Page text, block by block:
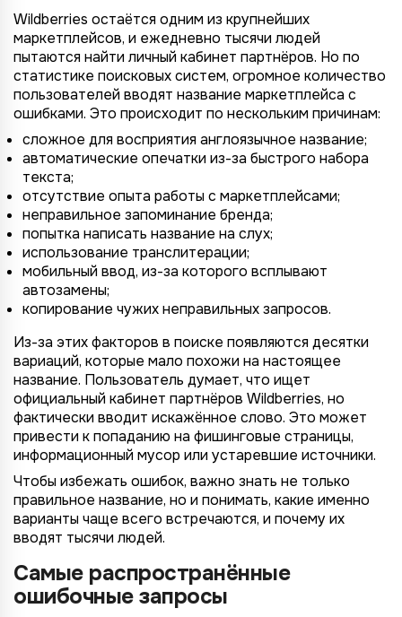
Wildberries остаётся одним из крупнейших
маркетплейсов, и ежедневно тысячи людей
пытаются найти личный кабинет партнёров. Но по
статистике поисковых систем, огромное количество
пользователей вводят название маркетплейса с
ошибками. Это происходит по нескольким причинам:
сложное для восприятия англоязычное название;
автоматические опечатки из-за быстрого набора
текста;
отсутствие опыта работы с маркетплейсами;
неправильное запоминание бренда;
попытка написать название на слух;
использование транслитерации;
мобильный ввод, из-за которого всплывают
автозамены;
копирование чужих неправильных запросов.
Из-за этих факторов в поиске появляются десятки
вариаций, которые мало похожи на настоящее
название. Пользователь думает, что ищет
официальный кабинет партнёров Wildberries, но
фактически вводит искажённое слово. Это может
привести к попаданию на фишинговые страницы,
информационный мусор или устаревшие источники.
Чтобы избежать ошибок, важно знать не только
правильное название, но и понимать, какие именно
варианты чаще всего встречаются, и почему их
вводят тысячи людей.
Самые распространённые
ошибочные запросы